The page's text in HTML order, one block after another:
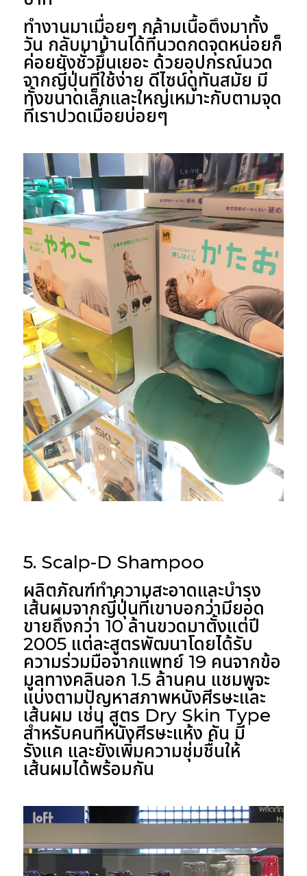
ทำงานมาเมื่อยๆ กล้ามเนื้อตึงมาทั้ง
วัน กลับมาบ้านได้ที่นวดกดจุดหน่อยก็
ค่อยยังชั่วขึ้นเยอะ ด้วยอุปกรณ์นวด
จากญี่ปุ่นที่ใช้ง่าย ดีไซน์ดูทันสมัย มี
ทั้งขนาดเล็กและใหญ่เหมาะกับตามจุด
ที่เราปวดเมื่อยบ่อยๆ
5. Scalp-D Shampoo
ผลิตภัณฑ์ทำความสะอาดและบำรุง
เส้นผมจากญี่ปุ่นที่เขาบอกว่ามียอด
ขายถึงกว่า 10 ล้านขวดมาตั้งแต่ปี
2005 แต่ละสูตรพัฒนาโดยได้รับ
ความร่วมมือจากแพทย์ 19 คนจากข้อ
มูลทางคลินอก 1.5 ล้านคน แชมพูจะ
แบ่งตามปัญหาสภาพหนังศีรษะและ
เส้นผม เช่น สูตร Dry Skin Type
สำหรับคนที่หนังศีรษะแห้ง คัน มี
รังแค และยังเพิ่มความชุ่มชื้นให้
เส้นผมได้พร้อมกัน